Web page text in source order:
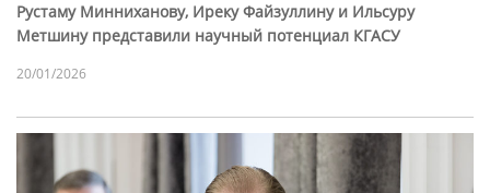
Рустаму Минниханову, Иреку Файзуллину и Ильсуру
Метшину представили научный потенциал КГАСУ
20/01/2026